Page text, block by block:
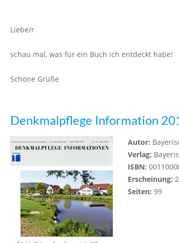
Liebe/r
schau mal, was für ein Buch ich entdeckt habe!
Schöne Grüße
Denkmalpflege Information
Autor:
Verlag:
ISBN:
Erscheinung:
Seiten: 99